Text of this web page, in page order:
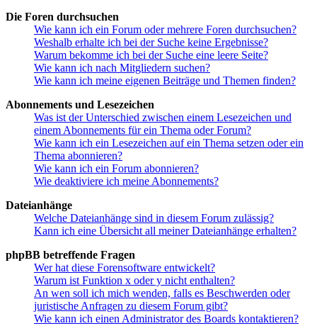
Die Foren durchsuchen
Wie kann ich ein Forum oder mehrere Foren durchsuchen?
Weshalb erhalte ich bei der Suche keine Ergebnisse?
Warum bekomme ich bei der Suche eine leere Seite?
Wie kann ich nach Mitgliedern suchen?
Wie kann ich meine eigenen Beiträge und Themen finden?
Abonnements und Lesezeichen
Was ist der Unterschied zwischen einem Lesezeichen und
einem Abonnements für ein Thema oder Forum?
Wie kann ich ein Lesezeichen auf ein Thema setzen oder ein
Thema abonnieren?
Wie kann ich ein Forum abonnieren?
Wie deaktiviere ich meine Abonnements?
Dateianhänge
Welche Dateianhänge sind in diesem Forum zulässig?
Kann ich eine Übersicht all meiner Dateianhänge erhalten?
phpBB betreffende Fragen
Wer hat diese Forensoftware entwickelt?
Warum ist Funktion x oder y nicht enthalten?
An wen soll ich mich wenden, falls es Beschwerden oder
juristische Anfragen zu diesem Forum gibt?
Wie kann ich einen Administrator des Boards kontaktieren?